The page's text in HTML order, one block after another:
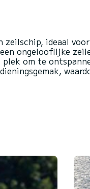
ideaal
ongelooflijke
om te